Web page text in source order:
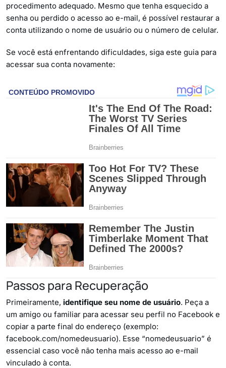
procedimento adequado. Mesmo que tenha esquecido a
senha ou perdido o acesso ao e-mail, é possível restaurar a
conta utilizando o nome de usuário ou o número de celular.
Se você está enfrentando dificuldades, siga este guia para
acessar sua conta novamente:
Passos para Recuperação
Primeiramente, identifique seu nome de usuário. Peça a
um amigo ou familiar para acessar seu perfil no Facebook e
copiar a parte final do endereço (exemplo:
facebook.com/nomedeusuario). Esse “nomedeusuario” é
essencial caso você não tenha mais acesso ao e-mail
vinculado à conta.